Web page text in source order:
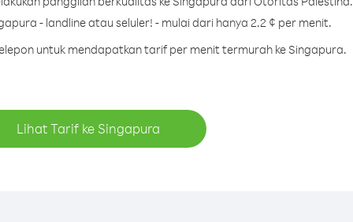
- landline atau seluler! - mulai dari hanya 2.2 ¢ per menit.
untuk mendapatkan tarif per menit termurah ke Singapura.
Lihat Tarif ke Singapura